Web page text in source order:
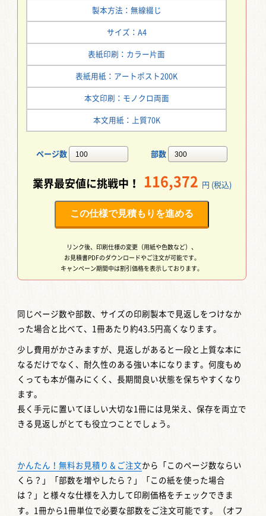
製本方法：無線綴じ
サイズ：A4
表紙印刷：カラー片面
表紙用紙：アートポスト200K
本文印刷：モノクロ両面
本文用紙：上質70K
ページ数 部数
業界最安値に挑戦中！ 116,372 円 (税込)
この仕様で見積もりを進める
リンク後、印刷仕様の変更（用紙や色数など）、
お見積書PDFのダウンロードやご注文が可能です。
キャンペーン期間中は割引価格を表示しております。
同じページ数や部数、サイズの印刷製本で見返しをつけなか
った場合と比べて、1冊あたり約43.5円高くなります。
少し費用がかさみますが、見返しがあると一段と上質な本に
なるだけでなく、耐久性のある強い本になります。何度もめ
くっても本が傷みにくく、長期間良い状態を保ちやすくなり
ます。
長く手元に置いてほしい大切な1冊には見栄え、保存を両立で
きる見返しがとても役立つことでしょう。
かんたん！無料お見積り＆ご注文から「このページ数ならい
くら？」「部数を増やしたら？」「この紙を使った場合
は？」と様々な仕様を入力して印刷価格をチェックできま
す。1冊から1冊単位で必要な部数をご注文可能です。
（オフ